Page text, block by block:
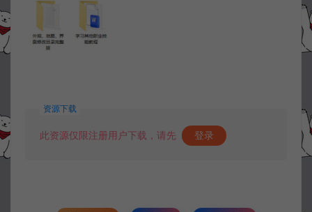
资源下载
此资源仅限注册用户下载，请先 登录